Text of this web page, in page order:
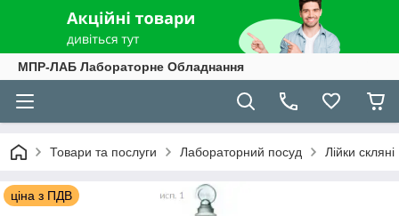
МПР-ЛАБ Лабораторне Обладнання
Товари та послуги Лабораторний посуд Лійки скляні
ціна з ПДВ